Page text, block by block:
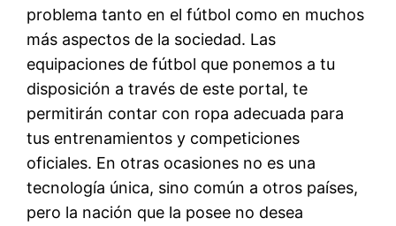
problema tanto en el fútbol como en muchos
más aspectos de la sociedad. Las
equipaciones de fútbol que ponemos a tu
disposición a través de este portal, te
permitirán contar con ropa adecuada para
tus entrenamientos y competiciones
oficiales. En otras ocasiones no es una
tecnología única, sino común a otros países,
pero la nación que la posee no desea